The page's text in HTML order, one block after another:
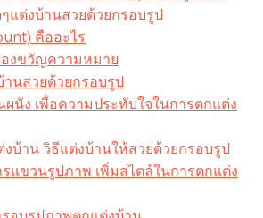
ๆแต่งบ้านสวยด้วยกรอบรูป
คืออะไร​
องขวัญความหมาย
านสวยด้วยกรอบรูป
นัง เพื่อความประทับใจในการตกแต่ง
บ้าน วิธีแต่งบ้านให้สวยด้วยกรอบรูป
แขวนรูปภาพ เพิ่มสไตล์ในการตกแต่ง